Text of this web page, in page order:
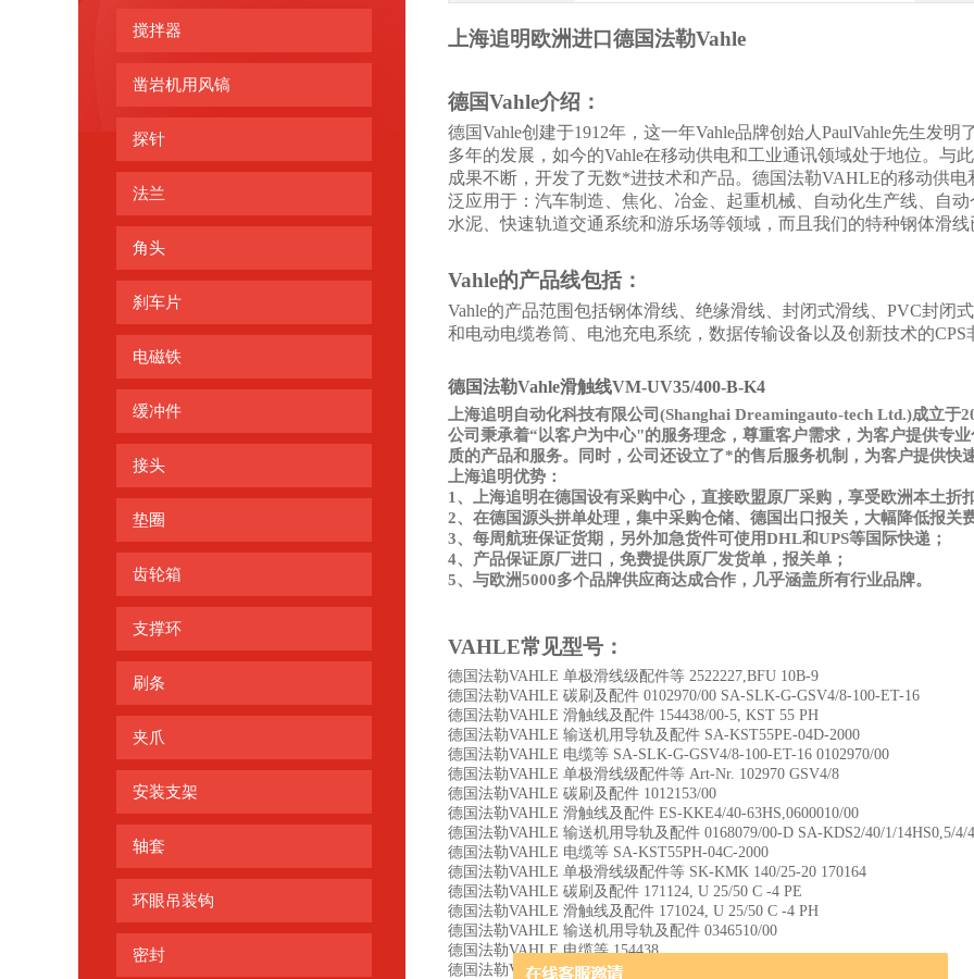
搅拌器
凿岩机用风镐
探针
法兰
角头
刹车片
电磁铁
缓冲件
接头
垫圈
齿轮箱
支撑环
刷条
夹爪
安装支架
轴套
环眼吊装钩
密封
上海追明 欧洲进口德国法勒Vahle
德国Vahle介绍 ：
德国Vahle创建于1912年，这一年Vahle品牌创始人PaulVahle先生发
多年的发展，如今的Vahle在移动供电和工业通讯领域处于地位。与
成果不断，开发了无数*进技术和产品。德国法勒VAHLE的移动供
泛应用于：汽车制造、焦化、冶金、起重机械、自动化生产线、自
水泥、快速轨道交通系统和游乐场等领域，而且我们的特种钢体滑
Vahle的产品线包括：
Vahle的产品范围包括钢体滑线、绝缘滑线、封闭式滑线、PVC封闭
和电动电缆卷筒、电池充电系统，数据传输设备以及创新技术的
德国法勒Vahle滑触线VM-UV35/400-B-K4
上海追明自动化科技有限公司 (Shanghai Dreamingauto-tech Ltd.)成立于
公司秉承着“以客户为中心"的服务理念，尊重客户需求，为客户提供专
质的产品和服务。同时，公司还设立了*的售后服务机制，为客户提供快
上海追明优势：
1、上海追明在德国设有采购中心，直接欧盟原厂采购，享受欧洲本土折
2、在德国源头拼单处理，集中采购仓储、德国出口报关，大幅降低报关
3、每周航班保证货期，另外加急货件可使用DHL和UPS等国际快递；
4、产品保证原厂进口，免费提供原厂发货单，报关单；
5、与欧洲5000多个品牌供应商达成合作，几乎涵盖所有行业品牌。
VAHLE常见型号：
德国法勒VAHLE 单极滑线级配件等 2522227,BFU 10B-9
德国法勒VAHLE 碳刷及配件 0102970/00 SA-SLK-G-GSV4/8-100-ET-16
德国法勒VAHLE 滑触线及配件 154438/00-5, KST 55 PH
德国法勒VAHLE 输送机用导轨及配件 SA-KST55PE-04D-2000
德国法勒VAHLE 电缆等 SA-SLK-G-GSV4/8-100-ET-16 0102970/00
德国法勒VAHLE 单极滑线级配件等 Art-Nr. 102970 GSV4/8
德国法勒VAHLE 碳刷及配件 1012153/00
德国法勒VAHLE 滑触线及配件 ES-KKE4/40-63HS,0600010/00
德国法勒VAHLE 输送机用导轨及配件 0168079/00-D SA-KDS2/40/1/14HS0,5/4/
德国法勒VAHLE 电缆等 SA-KST55PH-04C-2000
德国法勒VAHLE 单极滑线级配件等 SK-KMK 140/25-20 170164
德国法勒VAHLE 碳刷及配件 171124, U 25/50 C -4 PE
德国法勒VAHLE 滑触线及配件 171024, U 25/50 C -4 PH
德国法勒VAHLE 输送机用导轨及配件 0346510/00
德国法勒VAHLE 电缆等 154438
德国法勒VAHLE 单极滑线级配件等 U15/25C-6000PE-AA(162196)